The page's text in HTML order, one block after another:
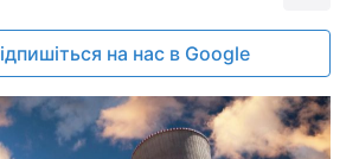
на нас в Google